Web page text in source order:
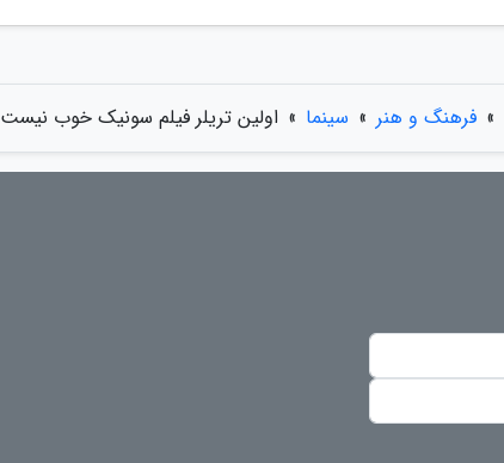
» فرهنگ و هنر » سینما » اولین تریلر فیلم سونیک خوب نیست